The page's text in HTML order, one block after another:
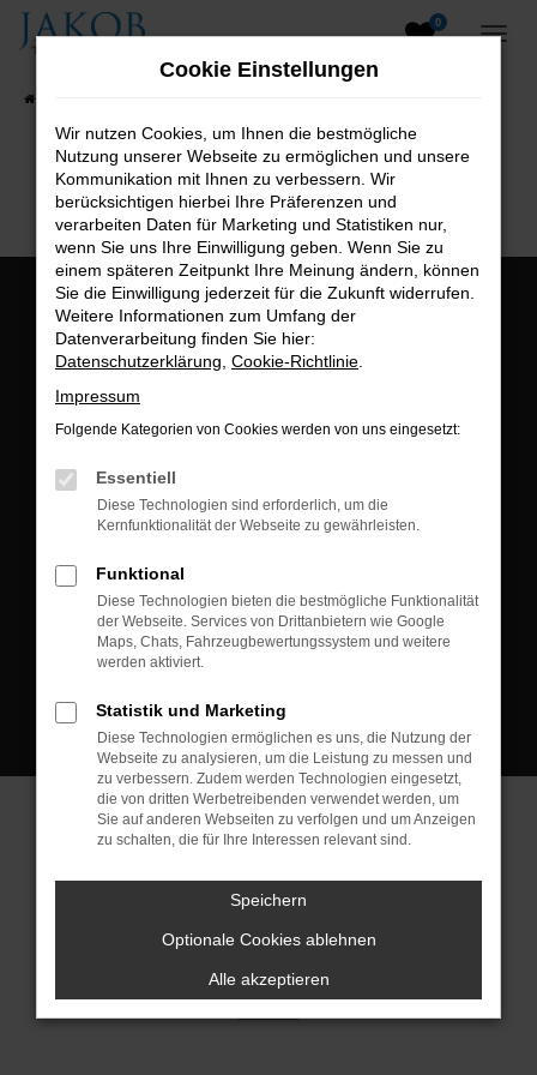
Zum
0
B2B-Shop
Öffnungszeiten:
Montag bis Freitag:
Postadresse:
Kontakt:
Tel.: +49 3745 760 90 20
Fax: +49 3745 760 90 21
Mail: fj@jakob-trading.com
Cookie Einstellungen
© 2026 Jakob Trading GmbH | Neustädter Straße 1 | DE-08223
Neustadt/Vogtland | fj@jakob-trading.com | Webdesign by audaris.de
Cookie Einstellungen
Wir nutzen Cookies, um Ihnen die bestmögliche
Nutzung unserer Webseite zu ermöglichen und unsere
Kommunikation mit Ihnen zu verbessern. Wir
berücksichtigen hierbei Ihre Präferenzen und
verarbeiten Daten für Marketing und Statistiken nur,
wenn Sie uns Ihre Einwilligung geben. Wenn Sie zu
einem späteren Zeitpunkt Ihre Meinung ändern, können
Sie die Einwilligung jederzeit für die Zukunft widerrufen.
Weitere Informationen zum Umfang der
Datenverarbeitung finden Sie hier:
Datenschutzerklärung Cookie-Richtlinie
Impressum
Folgende Kategorien von Cookies werden von uns eingesetzt:
Essentiell
Diese Technologien sind erforderlich, um die
Kernfunktionalität der Webseite zu gewährleisten.
Funktional
Diese Technologien bieten die bestmögliche Funktionalität
der Webseite. Services von Drittanbietern wie Google
Maps, Chats, Fahrzeugbewertungssystem und weitere
werden aktiviert.
Statistik und Marketing
Diese Technologien ermöglichen es uns, die Nutzung der
Webseite zu analysieren, um die Leistung zu messen und
zu verbessern. Zudem werden Technologien eingesetzt,
die von dritten Werbetreibenden verwendet werden, um
Sie auf anderen Webseiten zu verfolgen und um Anzeigen
zu schalten, die für Ihre Interessen relevant sind.
Speichern
Optionale Cookies ablehnen
Alle akzeptieren